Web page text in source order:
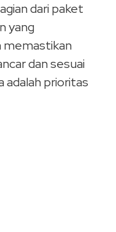
dari paket
yang
memastikan
dan sesuai
adalah prioritas